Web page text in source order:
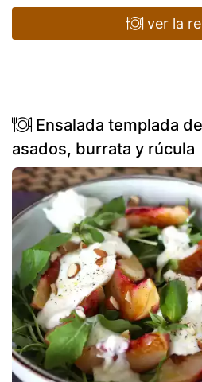
ver la
Ensalada templada
asados, burrata y rúcula